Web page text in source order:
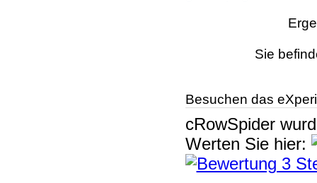
Sie
Besuchen das
cRowSpider
Werten Sie hier: